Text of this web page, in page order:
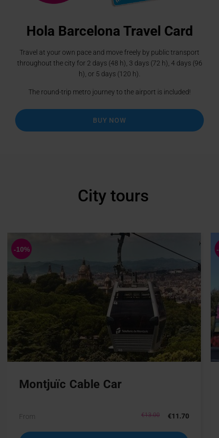
Hola Barcelona Travel Card
Travel at your own pace and move freely by public transport
throughout the city for 2 days (48 h), 3 days (72 h), 4 days (96
h), or 5 days (120 h).
The round-trip metro journey to the airport is included!
BUY NOW
City tours
Montjuïc Cable Car
From €11.70
€13.00